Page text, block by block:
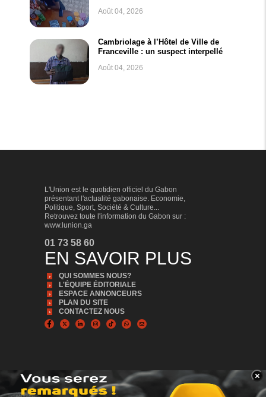
Août 04, 2026
Cambriolage à l’Hôtel de Ville de
Franceville : un suspect interpellé
Août 04, 2026
BANNER_BAS
×
L'Union est le quotidien officiel du Gabon
présentant l'actualité gabonaise. Economie,
Politique, Sport, Société & Culture...
Retrouvez toute l'information du Gabon sur :
www.lunion.ga
01 73 58 60
EN SAVOIR PLUS
QUI SOMMES NOUS?
L'ÉQUIPE ÉDITORIALE
ESPACE ANNONCEURS
PLAN DU SITE
CONTACTEZ NOUS
© Copyright 2024, Tous droits réservés | L'Union est édité par la Sonapresse